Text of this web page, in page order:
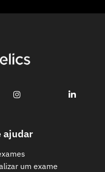
ajudar
um exame